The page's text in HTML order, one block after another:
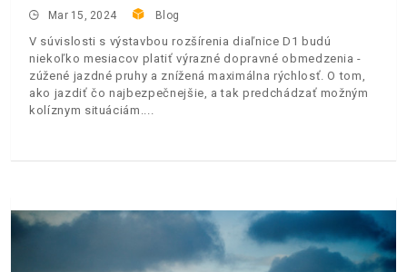
Mar 15, 2024 Blog
V súvislosti s výstavbou rozšírenia diaľnice D1 budú
niekoľko mesiacov platiť výrazné dopravné obmedzenia -
zúžené jazdné pruhy a znížená maximálna rýchlosť. O tom,
ako jazdiť čo najbezpečnejšie, a tak predchádzať možným
kolíznym situáciám.